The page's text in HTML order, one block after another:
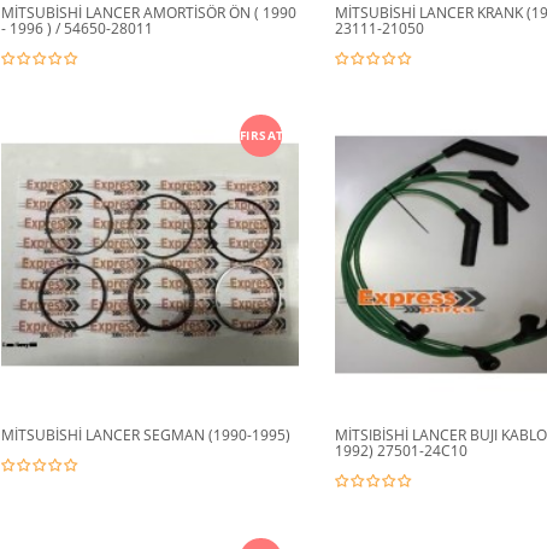
MİTSUBİSHİ LANCER AMORTİSÖR ÖN ( 1990
- 1996 ) / 54650-28011
MİTSUBİSHİ LANCER KRANK
23111-21050
FIRSAT
MİTSUBİSHİ LANCER SEGMAN (1990-1995) MİTSIBİSHİ LANCER BUJI
1992) 27501-24C10